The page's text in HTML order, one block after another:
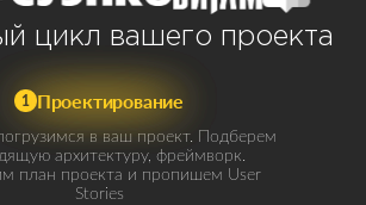
цикл вашего проекта
1 Проектирование
в ваш проект. Подберем
архитектуру, фреймворк.
план проекта и пропишем User
Stories